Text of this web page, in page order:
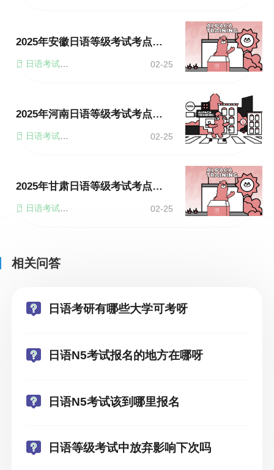
2025年安徽日语等级考试考点有几个？考试时间是多久？
日语考试地点 02-25
2025年河南日语等级考试考点有几个？考试时间是多久？
日语考试地点 02-25
2025年甘肃日语等级考试考点有几个？考试时间是多久？
日语考试地点 02-25
相关问答
日语考研有哪些大学可考呀
日语N5考试报名的地方在哪呀
日语N5考试该到哪里报名
日语等级考试中放弃影响下次吗